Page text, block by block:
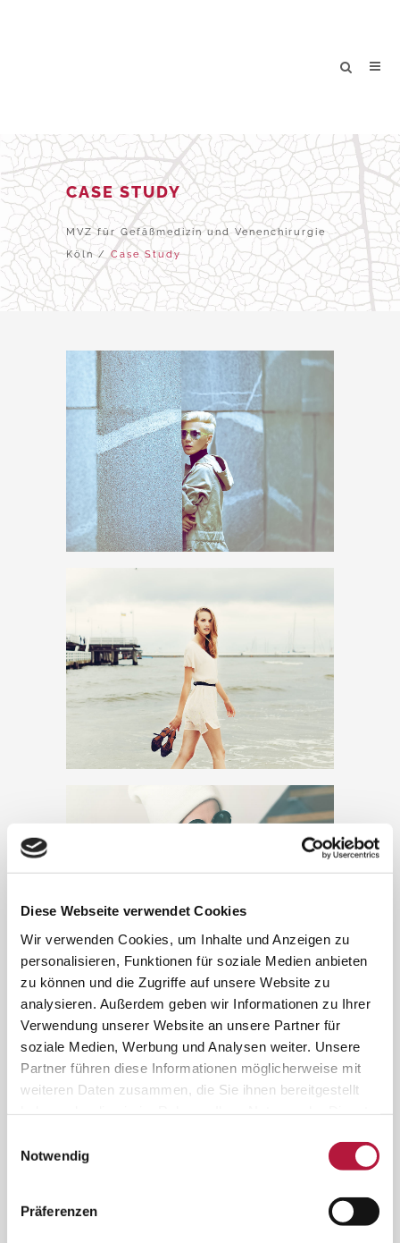
Diese Webseite verwendet Cookies
Wir verwenden Cookies, um Inhalte und Anzeigen zu
personalisieren, Funktionen für soziale Medien anbieten
zu können und die Zugriffe auf unsere Website zu
analysieren. Außerdem geben wir Informationen zu Ihrer
Verwendung unserer Website an unsere Partner für
soziale Medien, Werbung und Analysen weiter. Unsere
Partner führen diese Informationen möglicherweise mit
weiteren Daten zusammen, die Sie ihnen bereitgestellt
Cookies, wenn Sie unsere Webseite weiterhin nutzen.
Notwendig
Präferenzen
CASE STUDY
MVZ für Gefäßmedizin und Venenchirurgie
Köln/Case Study
CASE STUDY
Lorem ipsum dolor sit amet,
consectetuer adipiscing elit. Nam
diam. Praesent mauris ante, elementum
vestibulum.